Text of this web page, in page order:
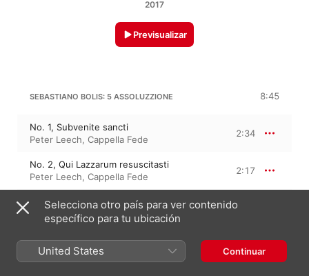
2017
Previsualizar
SEBASTIANO BOLIS: 5 ASSOLUZZIONE 8:45
No. 1, Subvenite sancti
Peter Leech, Cappella Fede
2:34
No. 2, Qui Lazzarum resuscitasti
Peter Leech, Cappella Fede
2:17
No. 5, Libera me Domine
Cappella Fede, Peter Leech
3:52
SEBASTIANO BOLIS
Selecciona otro país para ver contenido
específico para tu ubicación
United States Continuar